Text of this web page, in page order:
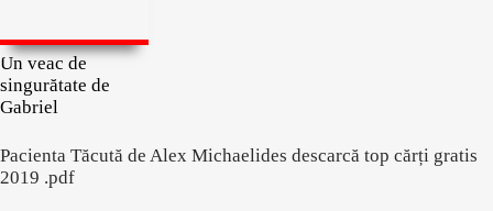
Un veac de
singurătate de
Gabriel
Pacienta Tăcută de Alex Michaelides descarcă top cărți gratis
2019 .pdf